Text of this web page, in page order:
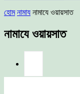
হোম নামায নামাযে ওয়ায়সাত
নামাযে ওয়ায়সাত